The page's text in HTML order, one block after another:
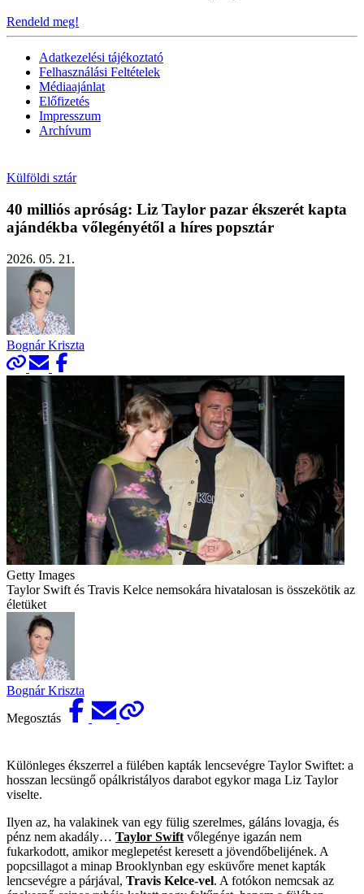
Rendeld meg!
Adatkezelési tájékoztató
Felhasználási Feltételek
Médiaajánlat
Előfizetés
Impresszum
Archívum
Külföldi sztár
40 milliós apróság: Liz Taylor pazar ékszerét kapta
ajándékba vőlegényétől a híres popsztár
2026. 05. 21.
Bognár Kriszta
Getty Images
Taylor Swift és Travis Kelce nemsokára hivatalosan is összekötik az
életüket
Bognár Kriszta
Megosztás
Különleges ékszerrel a fülében kapták lencsevégre Taylor Swiftet: a
hosszan lecsüngő opálkristályos darabot egykor maga Liz Taylor
viselte.
Ilyen az, ha valakinek van egy fülig szerelmes, gáláns lovagja, és
pénz nem akadály… Taylor Swift vőlegénye igazán nem
fukarkodott, amikor meglepetést keresett a jövendőbelijének. A
popcsillagot a minap Brooklynban egy esküvőre menet kapták
lencsevégre a párjával, Travis Kelce-vel. A fotókon nemcsak az